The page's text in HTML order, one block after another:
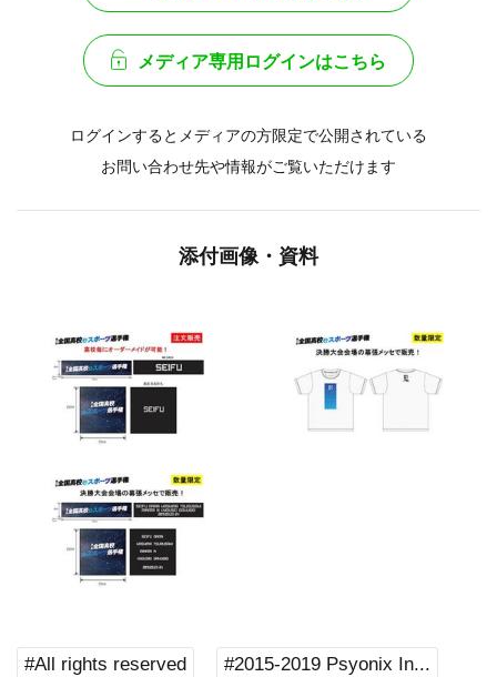
メディア専用ログインはこちら
ログインするとメディアの方限定で公開されている
お問い合わせ先や情報がご覧いただけます
添付画像・資料
#All rights reserved #2015-2019 Psyonix In...